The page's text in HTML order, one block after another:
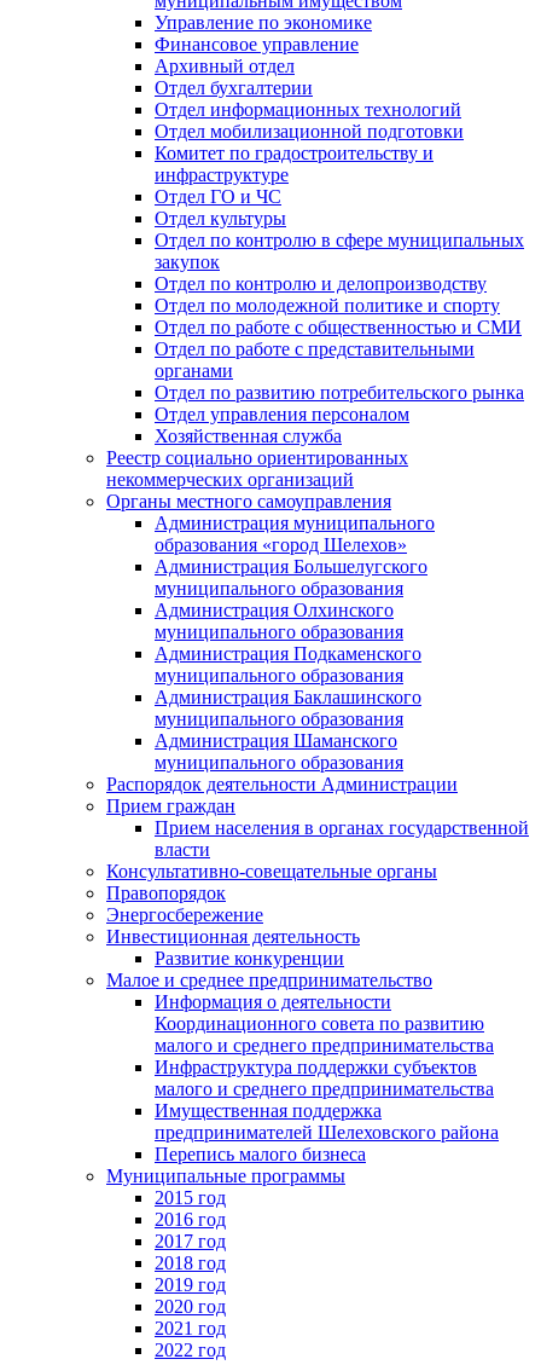
Управление по экономике
Финансовое управление
Архивный отдел
Отдел бухгалтерии
Отдел информационных технологий
Отдел мобилизационной подготовки
Комитет по градостроительству и
инфраструктуре
Отдел ГО и ЧС
Отдел культуры
Отдел по контролю в сфере муниципальных
закупок
Отдел по контролю и делопроизводству
Отдел по молодежной политике и спорту
Отдел по работе с общественностью и СМИ
Отдел по работе с представительными
органами
Отдел по развитию потребительского рынка
Отдел управления персоналом
Хозяйственная служба
Реестр социально ориентированных
некоммерческих организаций
Органы местного самоуправления
Администрация муниципального
образования «город Шелехов»
Администрация Большелугского
муниципального образования
Администрация Олхинского
муниципального образования
Администрация Подкаменского
муниципального образования
Администрация Баклашинского
муниципального образования
Администрация Шаманского
муниципального образования
Распорядок деятельности Администрации
Прием граждан
Прием населения в органах государственной
власти
Консультативно-совещательные органы
Правопорядок
Энергосбережение
Инвестиционная деятельность
Развитие конкуренции
Малое и среднее предпринимательство
Информация о деятельности
Координационного совета по развитию
малого и среднего предпринимательства
Инфраструктура поддержки субъектов
малого и среднего предпринимательства
Имущественная поддержка
предпринимателей Шелеховского района
Перепись малого бизнеса
Муниципальные программы
2015 год
2016 год
2017 год
2018 год
2019 год
2020 год
2021 год
2022 год